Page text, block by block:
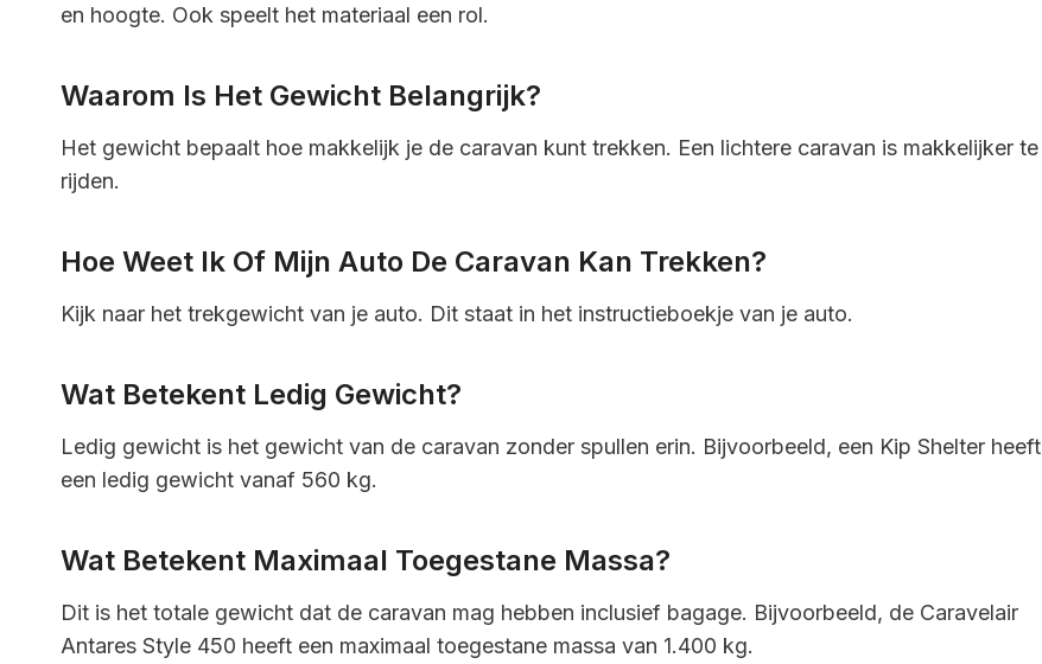
en hoogte. Ook speelt het materiaal een rol.
Waarom Is Het Gewicht Belangrijk?
Het gewicht bepaalt hoe makkelijk je de caravan kunt trekken. Een lichtere caravan is makkelijker te
rijden.
Hoe Weet Ik Of Mijn Auto De Caravan Kan Trekken?
Kijk naar het trekgewicht van je auto. Dit staat in het instructieboekje van je auto.
Wat Betekent Ledig Gewicht?
Ledig gewicht is het gewicht van de caravan zonder spullen erin. Bijvoorbeeld, een Kip Shelter heeft
een ledig gewicht vanaf 560 kg.
Wat Betekent Maximaal Toegestane Massa?
Dit is het totale gewicht dat de caravan mag hebben inclusief bagage. Bijvoorbeeld, de Caravelair
Antares Style 450 heeft een maximaal toegestane massa van 1.400 kg.